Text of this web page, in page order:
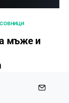
мъже и